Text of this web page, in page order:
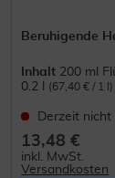
Beruhigende
Inhalt 200 ml
0.2 l
(67,40 € / 1 l)
Derzeit
13,48 €
inkl. MwSt.
Versandkosten